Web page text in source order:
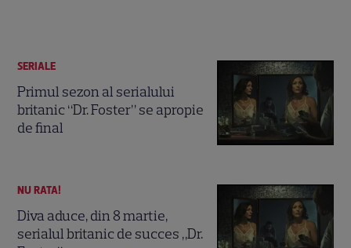
SERIALE
Primul sezon al serialului
britanic “Dr. Foster” se apropie
de final
NU RATA!
Diva aduce, din 8 martie,
serialul britanic de succes „Dr.